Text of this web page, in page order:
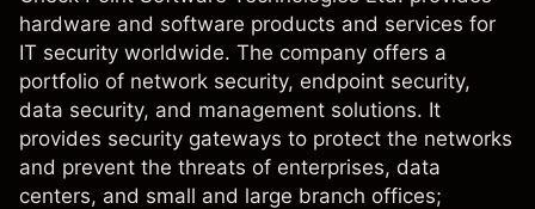
hardware and software products and services for
IT security worldwide. The company offers a
portfolio of network security, endpoint security,
data security, and management solutions. It
provides security gateways to protect the networks
and prevent the threats of enterprises, data
centers, and small and large branch offices;